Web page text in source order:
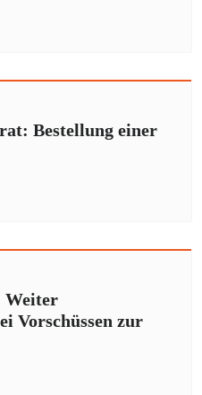
Bestellung einer
Weiter
Vorschüssen zur